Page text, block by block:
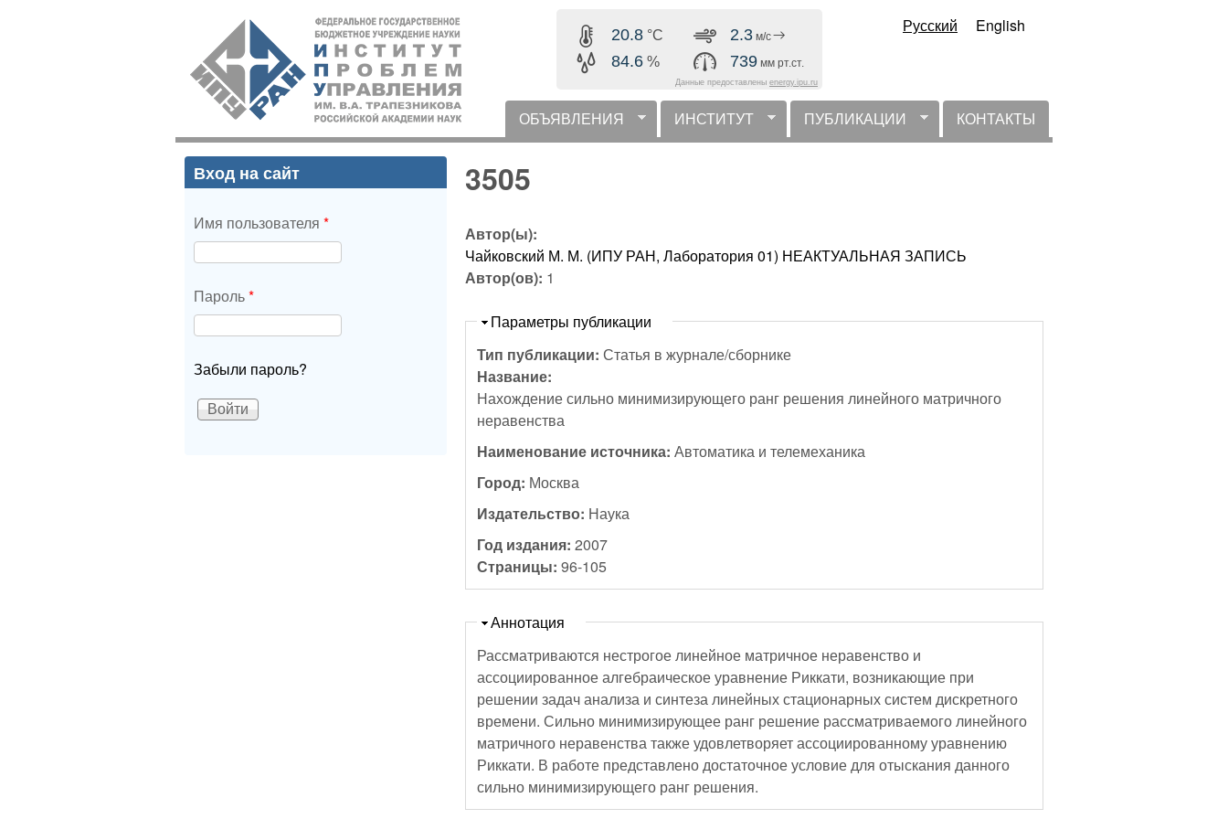
содержанию
ИПУ
РАН
20.8 °C
84.6 %
2.3 м/с
739 мм рт.ст.
Данные предоставлены energy.ipu.ru
Русский English
горизонтальное меню
ОБЪЯВЛЕНИЯ ИНСТИТУТ ПУБЛИКАЦИИ КОНТАКТЫ
3505
Автор(ы):
Чайковский М. М. (ИПУ РАН, Лаборатория 01) НЕАКТУАЛЬНАЯ ЗАПИСЬ
Автор(ов): 1
Скрыть
Параметры публикации
Тип публикации:Статья в журнале/сборнике
Название:
Нахождение сильно минимизирующего ранг решения линейного матричного
неравенства
Наименование источника:Автоматика и телемеханика
Город: Москва
Издательство: Наука
Год издания:2007
Страницы:96-105
Скрыть
Аннотация
Рассматриваются нестрогое линейное матричное неравенство и
ассоциированное алгебраическое уравнение Риккати, возникающие при
решении задач анализа и синтеза линейных стационарных систем дискретного
времени. Сильно минимизирующее ранг решение рассматриваемого линейного
матричного неравенства также удовлетворяет ассоциированному уравнению
Риккати. В работе представлено достаточное условие для отыскания данного
сильно минимизирующего ранг решения.
Вход на сайт
Имя пользователя *
Пароль*
Забыли пароль?